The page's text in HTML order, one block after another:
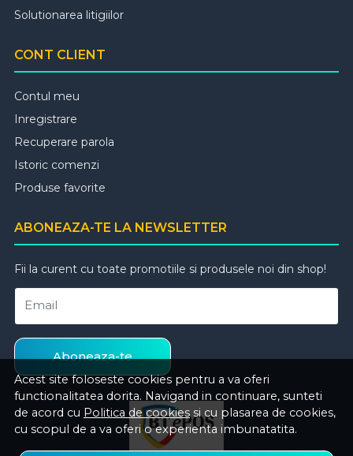
Acest site foloseste cookies pentru a va oferi
functionalitatea dorita. Navigand in continuare, sunteti
de acord cu Politica de cookies si cu plasarea de cookies,
cu scopul de a va oferi o experienta imbunatatita.
Solutionarea litigiilor
CONT CLIENT
Contul meu
Inregistrare
Recuperare parola
Istoric comenzi
Produse favorite
ABONEAZA-TE LA NEWSLETTER
Fii la curent cu toate promotiile si produsele noi din shop!
Email
Aboneaza-te